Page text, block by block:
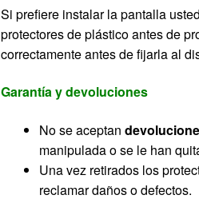
Si prefiere instalar la pantalla
protectores de plástico antes de
correctamente antes de fijarla al
Garantía y devoluciones
No se aceptan
manipulada o se le han
Una vez retirados los
reclamar daños o defectos.